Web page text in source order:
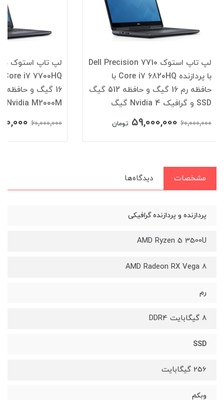
لپ تاپ استوک Dell Precision 7710
با پردازنده Core i7 6820HQ با
حافظه رم 16 گیگ و حافظه 512 گیگ
SSD و گرافیک Nvidia 4 گیگ
60,000,000
59,000,000 تومان
Nvidia M2000M
60,000,000
مشخصات دیدگاه‌ها
پردازنده و پردازنده گرافیکی
AMD Ryzen 5 3500U
AMD Radeon RX Vega 8
رم
8 گیگابایت DDR4
SSD
256 گیگابایت
وبکم